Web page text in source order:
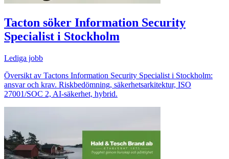
Tacton söker Information Security
Specialist i Stockholm
Lediga jobb
Översikt av Tactons Information Security Specialist i Stockholm:
ansvar och krav. Riskbedömning, säkerhetsarkitektur, ISO
27001/SOC 2, AI‑säkerhet, hybrid.